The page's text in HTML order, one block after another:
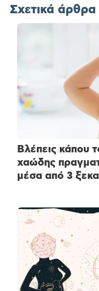
Σχετικά άρθρα
Βλέπεις κάπου
χαώδης
μέσα από 3